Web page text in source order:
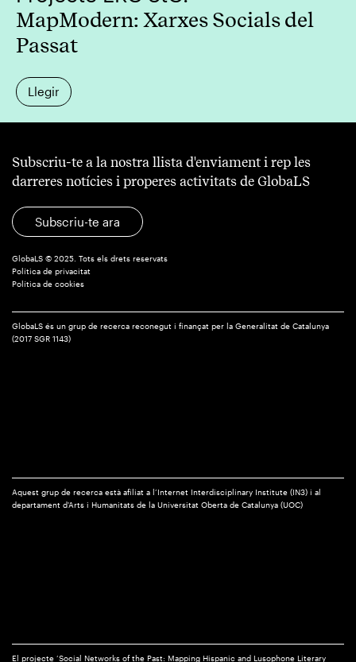
MapModern: Xarxes Socials del
Passat
Llegir
Subscriu-te a la nostra llista d'enviament i rep les
darreres notícies i properes activitats de GlobaLS
Subscriu-te ara
GlobaLS © 2025. Tots els drets reservats
Política de privacitat
Política de cookies
GlobaLS és un grup de recerca reconegut i finançat per la Generalitat de Catalunya
(2017 SGR 1143)
Aquest grup de recerca està afiliat a l’Internet Interdisciplinary Institute (IN3) i al
departament d'Arts i Humanitats de la Universitat Oberta de Catalunya (UOC)
El projecte ‘Social Networks of the Past: Mapping Hispanic and Lusophone Literary